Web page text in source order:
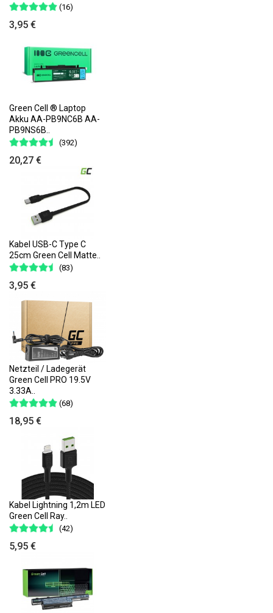
(16)
3,95 €
Green Cell ® Laptop
Akku AA-PB9NC6B AA-
PB9NS6B..
(392)
20,27 €
Kabel USB-C Type C
25cm Green Cell Matte..
(83)
3,95 €
Netzteil / Ladegerät
Green Cell PRO 19.5V
3.33A..
(68)
18,95 €
Kabel Lightning 1,2m LED
Green Cell Ray..
(42)
5,95 €